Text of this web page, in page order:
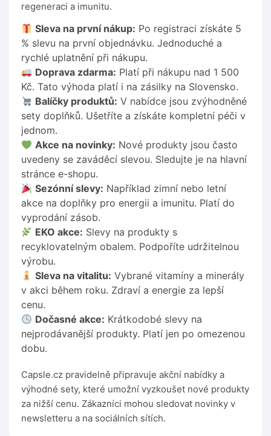
regeneraci a imunitu.
Sleva na první nákup: Po registraci získáte 5
% slevu na první objednávku. Jednoduché a
rychlé uplatnění při nákupu.
Doprava zdarma: Platí při nákupu nad 1 500
Kč. Tato výhoda platí i na zásilky na Slovensko.
Balíčky produktů: V nabídce jsou zvýhodněné
sety doplňků. Ušetříte a získáte kompletní péči v
jednom.
Akce na novinky: Nové produkty jsou často
uvedeny se zaváděcí slevou. Sledujte je na hlavní
stránce e-shopu.
Sezónní slevy: Například zimní nebo letní
akce na doplňky pro energii a imunitu. Platí do
vyprodání zásob.
EKO akce: Slevy na produkty s
recyklovatelným obalem. Podpoříte udržitelnou
výrobu.
Sleva na vitalitu: Vybrané vitamíny a minerály
v akci během roku. Zdraví a energie za lepší
cenu.
Dočasné akce: Krátkodobé slevy na
nejprodávanější produkty. Platí jen po omezenou
dobu.
Capsle.cz pravidelně připravuje akční nabídky a
výhodné sety, které umožní vyzkoušet nové produkty
za nižší cenu. Zákazníci mohou sledovat novinky v
newsletteru a na sociálních sítích.